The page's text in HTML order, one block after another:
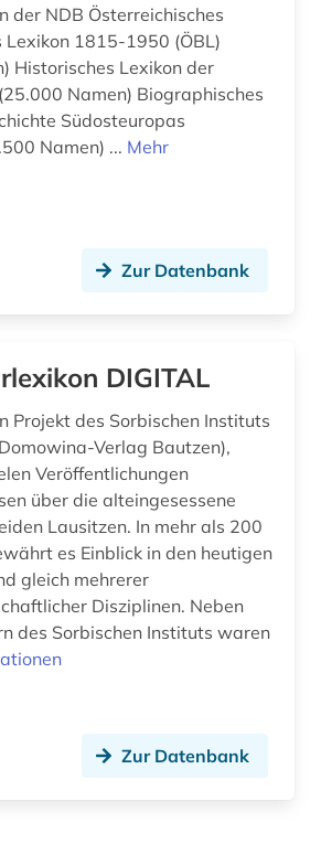
der NDB Österreichisches
Lexikon 1815-1950 (ÖBL)
Historisches Lexikon der
Namen) Biographisches
Südosteuropas
Namen) ... Mehr
Zur Datenbank
DIGITAL
Projekt des Sorbischen Instituts
Verlag Bautzen),
Veröffentlichungen
über die alteingesessene
Lausitzen. In mehr als 200
es Einblick in den heutigen
gleich mehrerer
Disziplinen. Neben
des Sorbischen Instituts waren
Zur Datenbank